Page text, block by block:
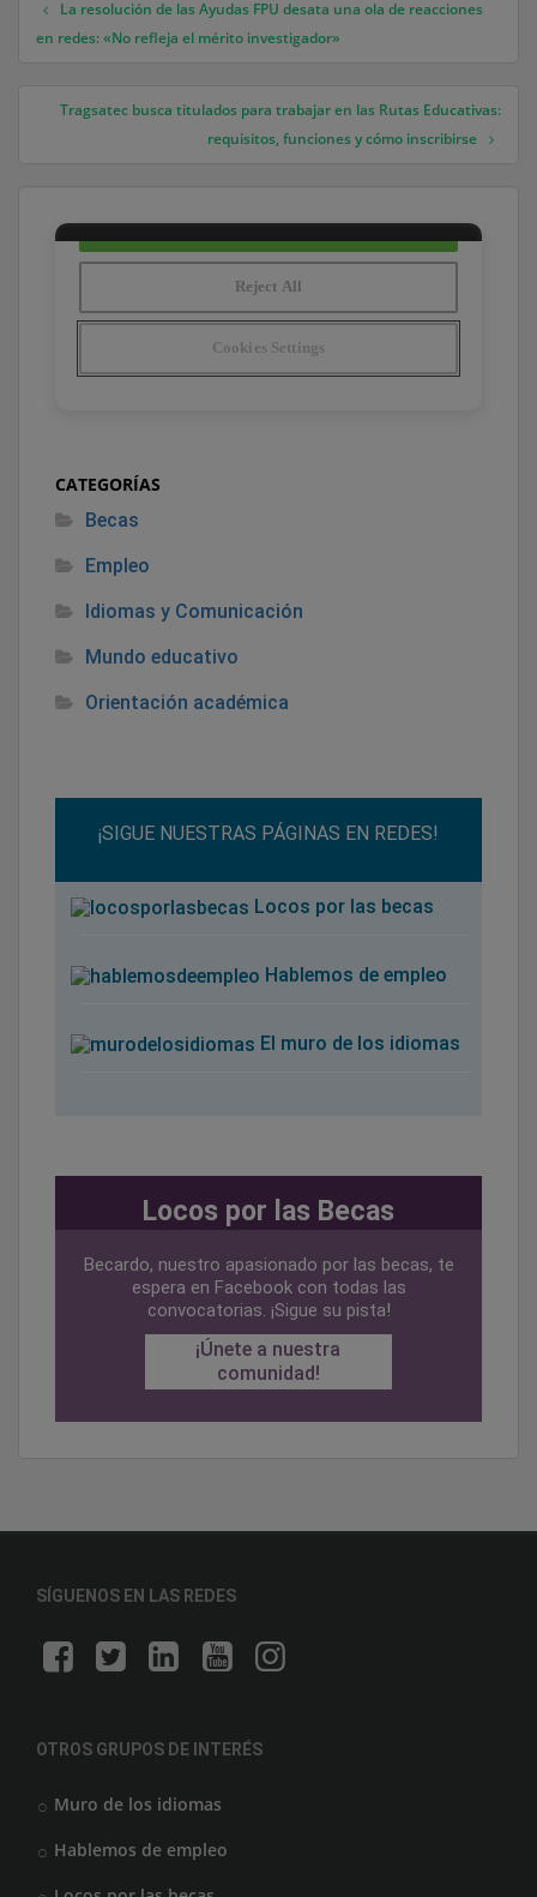
Navegación de entradas
La resolución de las Ayudas FPU desata una ola de reacciones
en redes: «No refleja el mérito investigador»
Tragsatec busca titulados para trabajar en las Rutas Educativas:
requisitos, funciones y cómo inscribirse
CATEGORÍAS
Becas
Empleo
Idiomas y Comunicación
Mundo educativo
Orientación académica
¡SIGUE NUESTRAS PÁGINAS EN REDES!
Locos por las becas
Hablemos de empleo
El muro de los idiomas
Locos por las Becas
Becardo, nuestro apasionado por las becas, te
espera en Facebook con todas las
convocatorias. ¡Sigue su pista!
¡Únete a nuestra
comunidad!
SÍGUENOS EN LAS REDES
OTROS GRUPOS DE INTERÉS
Muro de los idiomas
Hablemos de empleo